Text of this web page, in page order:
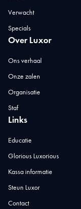
Verwacht
Specials
Over Luxor
Ons verhaal
Onze zalen
Organisatie
Staf
Links
Educatie
Glorious Luxorious
Kassa informatie
Steun Luxor
Contact